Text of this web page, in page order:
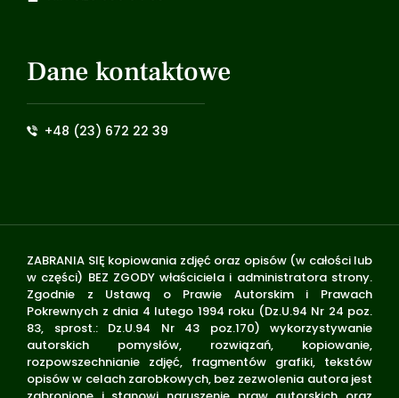
Dane kontaktowe
+48 (23) 672 22 39
ZABRANIA SIĘ kopiowania zdjęć oraz opisów (w całości lub
w części) BEZ ZGODY właściciela i administratora strony.
Zgodnie z Ustawą o Prawie Autorskim i Prawach
Pokrewnych z dnia 4 lutego 1994 roku (Dz.U.94 Nr 24 poz.
83, sprost.: Dz.U.94 Nr 43 poz.170) wykorzystywanie
autorskich pomysłów, rozwiązań, kopiowanie,
rozpowszechnianie zdjęć, fragmentów grafiki, tekstów
opisów w celach zarobkowych, bez zezwolenia autora jest